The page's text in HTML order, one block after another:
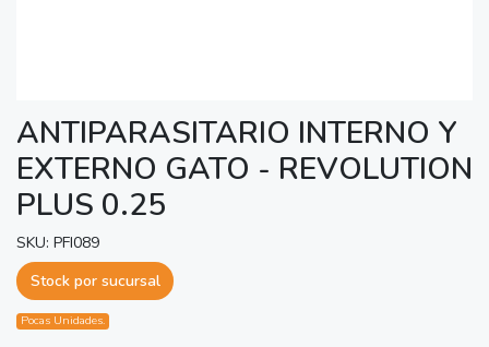
ANTIPARASITARIO INTERNO Y
EXTERNO GATO - REVOLUTION
PLUS 0.25
SKU: PFI089
Stock por sucursal
Pocas Unidades.